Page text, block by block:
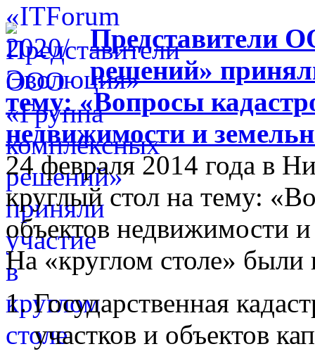
Представители
решений»
тему: «Вопросы
недвижимости и
24 февраля 2014 года в
круглый стол на тему:
объектов недвижимости
На «круглом столе»
Государственная
участков и объектов